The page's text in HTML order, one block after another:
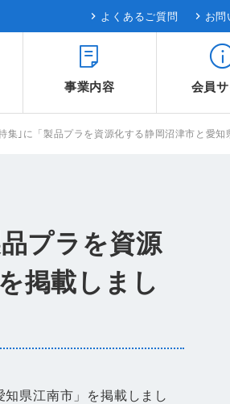
事業内容 会員
よくあるご質問 お問
｣に「製品プラを資源化する静岡沼津市と愛知
プラを資源
掲載しまし
県江南市」を掲載しまし